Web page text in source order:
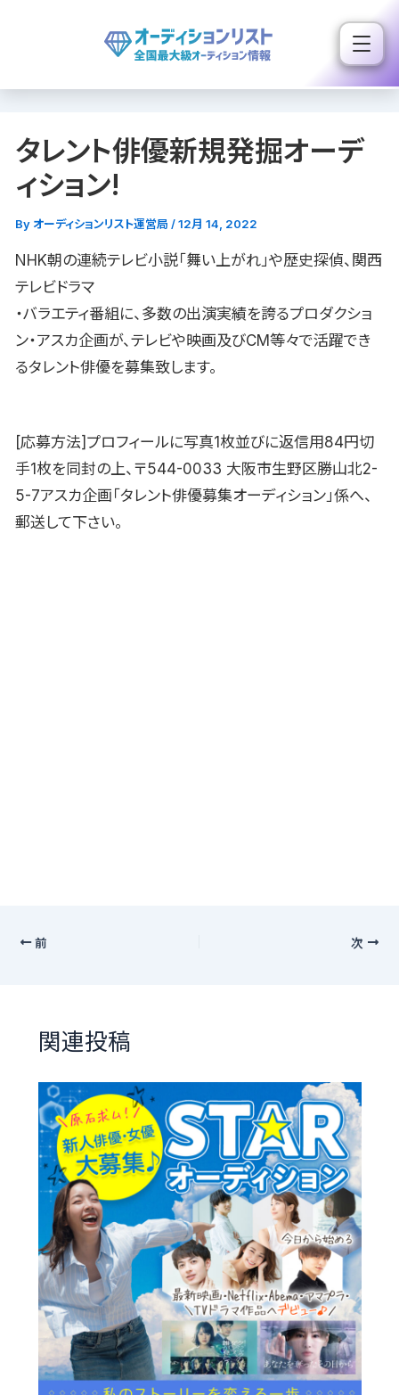
ス
タレント俳優新規発掘オーデ
ィション!
By オーディションリスト運営局 /12月 14, 2022
NHK朝の連続テレビ小説「舞い上がれ」や歴史探偵、関西
テレビドラマ
・バラエティ番組に、多数の出演実績を誇るプロダクショ
ン・アスカ企画が、テレビや映画及びCM等々で活躍でき
るタレント俳優を募集致します。
[応募方法]プロフィールに写真1枚並びに返信用84円切
手1枚を同封の上、〒544-0033 大阪市生野区勝山北2-
5-7アスカ企画「タレント俳優募集オーディション」係へ、
郵送して下さい。
前 次
関連投稿